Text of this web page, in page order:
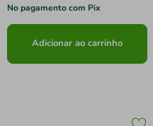
No pagamento com Pix
Adicionar ao carrinho